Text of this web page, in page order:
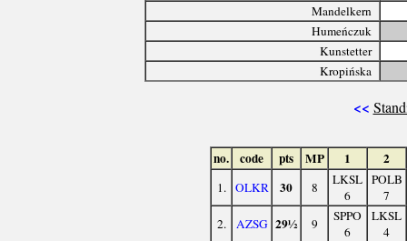
Mandelkern
Humeńczuk
Kunstetter
Kropińska
<<
no. code pts MP 1 2
1. OLKR 30 8
LKSL
6
POLB
7
2.
AZSG 29½ 9
SPPO
6
LKSL
4